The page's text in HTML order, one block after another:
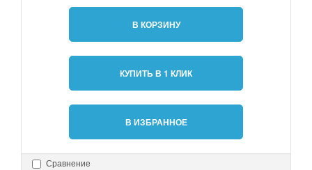
В КОРЗИНУ
КУПИТЬ В 1 КЛИК
В ИЗБРАННОЕ
Сравнение